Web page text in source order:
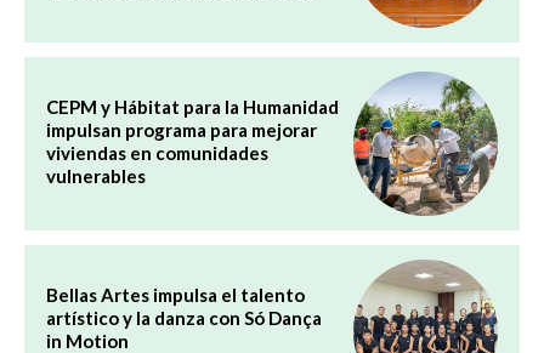
CEPM y Hábitat para la Humanidad
impulsan programa para mejorar
viviendas en comunidades
vulnerables
Bellas Artes impulsa el talento
artístico y la danza con Só Dança
in Motion